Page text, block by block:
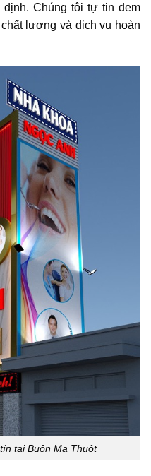
Chúng tôi tự tin đem
lượng và dịch vụ hoàn
tại Buôn Ma Thuột